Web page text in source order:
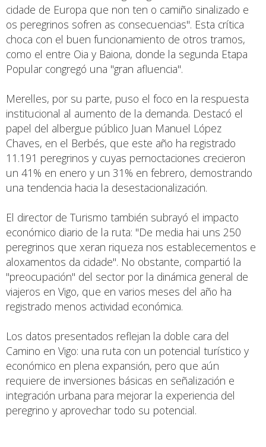
cidade de Europa que non ten o camiño sinalizado e
os peregrinos sofren as consecuencias". Esta crítica
choca con el buen funcionamiento de otros tramos,
como el entre Oia y Baiona, donde la segunda Etapa
Popular congregó una "gran afluencia".
Merelles, por su parte, puso el foco en la respuesta
institucional al aumento de la demanda. Destacó el
papel del albergue público Juan Manuel López
Chaves, en el Berbés, que este año ha registrado
11.191 peregrinos y cuyas pernoctaciones crecieron
un 41% en enero y un 31% en febrero, demostrando
una tendencia hacia la desestacionalización.
El director de Turismo también subrayó el impacto
económico diario de la ruta: "De media hai uns 250
peregrinos que xeran riqueza nos establecementos e
aloxamentos da cidade". No obstante, compartió la
"preocupación" del sector por la dinámica general de
viajeros en Vigo, que en varios meses del año ha
registrado menos actividad económica.
Los datos presentados reflejan la doble cara del
Camino en Vigo: una ruta con un potencial turístico y
económico en plena expansión, pero que aún
requiere de inversiones básicas en señalización e
integración urbana para mejorar la experiencia del
peregrino y aprovechar todo su potencial.